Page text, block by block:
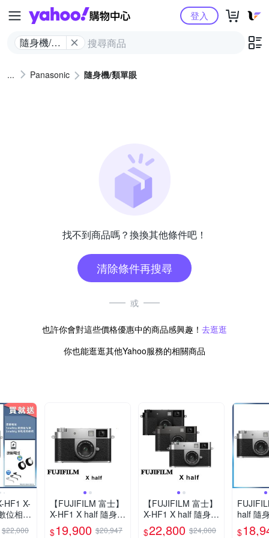
Yahoo購物中心
隨身機/類
登入
Panasonic 隨身機/類單眼
找不到商品嗎？換換其他條件吧！
清除條件再搜尋
或
也許你會對這些價格優惠中的商品感興趣！ 去逛逛
你也能逛逛其他Yahoo服務的相關商品
HF1 X-
位相機
$22,000
【FUJIFILM 富士】
X-HF1 X half 隨身型
數位相機 (平行輸入)
$19,900 $20,947
【FUJIFILM 富士】
X-HF1 X half 隨身型
數位相機 (平行輸入)
$22,800 $24,000
half 隨
公司貨
$